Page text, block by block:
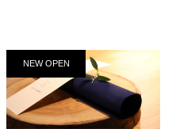
NEW OPEN